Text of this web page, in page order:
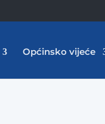
Općinsko vijeće